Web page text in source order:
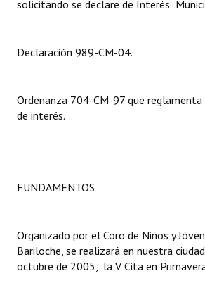
Organigrama
Proyectos Presentados
Informes de Unidad Coordinadora
Actas de Audiencias Públicas
solicitando se declare de Interés
Declaración 989-CM-04.
Ordenanza 704-CM-97 que reglamenta
de interés.
FUNDAMENTOS
Organizado por el Coro de Niños y
Bariloche, se realizará en nuestra
octubre de 2005, la V Cita en